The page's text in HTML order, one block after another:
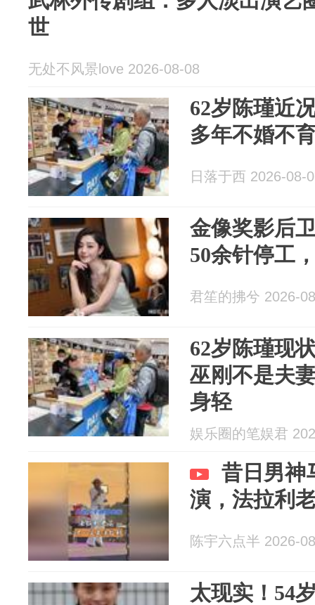
世
无处不风景love 2026-08-08
62岁陈瑾近
多年不婚不
日落于西 2026-08-
金像奖影后
50余针停工
君笙的拂兮 2026-
62岁陈瑾现
巫刚不是夫
身轻
娱乐圈的笔娱君
昔日男神
演，法拉利
陈宇六点半 2026-
太现实！54